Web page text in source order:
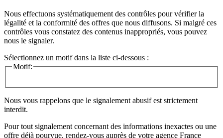
Nous effectuons systématiquement des contrôles pour vérifier la
légalité et la conformité des offres que nous diffusons. Si malgré ces
contrôles vous constatez des contenus inappropriés, vous pouvez
nous le signaler.
Sélectionnez un motif dans la liste ci-dessous :
Motif:
Nous vous rappelons que le signalement abusif est strictement
interdit.
Pour tout signalement concernant des informations inexactes ou une
offre déjà pourvue, rendez-vous auprès de votre agence France